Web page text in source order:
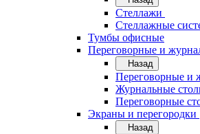
Стеллажи
Стеллажные
Тумбы офисные
Переговорные и
Назад
Переговорные и
Журнальные
Переговорные
Экраны и перегородки
Назад